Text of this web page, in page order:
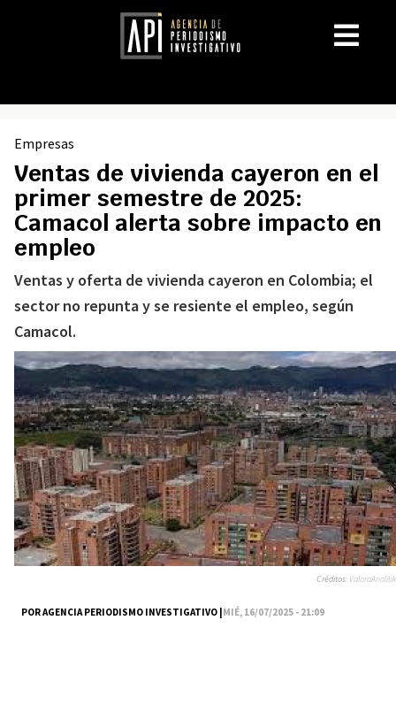
Empresas
Ventas de vivienda cayeron en el
primer semestre de 2025:
Camacol alerta sobre impacto en
empleo
Ventas y oferta de vivienda cayeron en Colombia; el
sector no repunta y se resiente el empleo, según
Camacol.
POR AGENCIA PERIODISMO INVESTIGATIVO |MIÉ, 16/07/2025 - 21:09
Créditos: ValoraAnalitik